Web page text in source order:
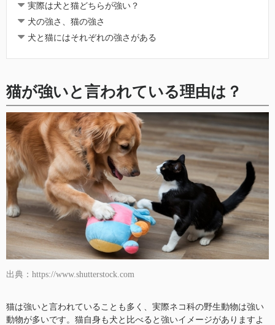
実際は犬と猫どちらが強い？
犬の強さ、猫の強さ
犬と猫にはそれぞれの強さがある
猫が強いと言われている理由は？
出典：https://www.shutterstock.com
猫は強いと言われていることも多く、実際ネコ科の野生動物は強い
動物が多いです。猫自身も犬と比べると強いイメージがありますよ